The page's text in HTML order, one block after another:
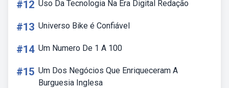
#12 Uso Da Tecnologia Na Era Digital Redação
#13 Universo Bike é Confiável
#14 Um Numero De 1 A 100
#15 Um Dos Negócios Que Enriqueceram A
Burguesia Inglesa